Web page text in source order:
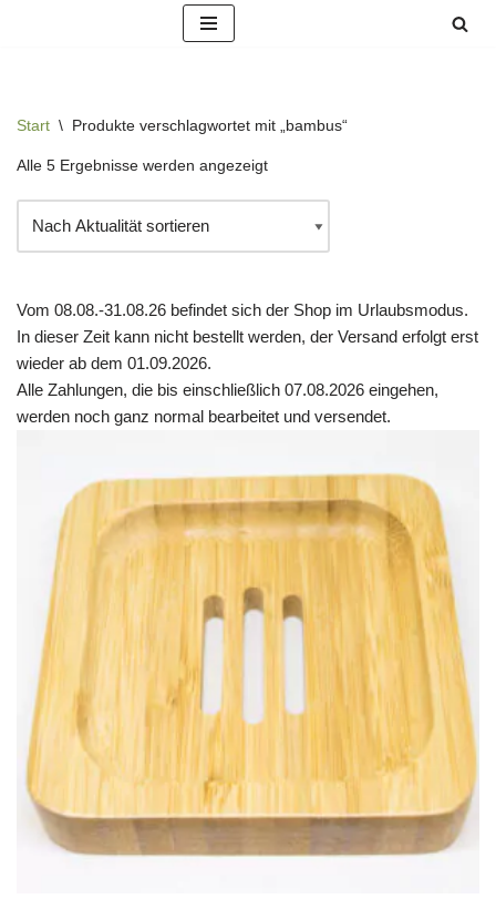
Start \ Produkte verschlagwortet mit „bambus“
Alle 5 Ergebnisse werden angezeigt
Vom 08.08.-31.08.26 befindet sich der Shop im Urlaubsmodus.
In dieser Zeit kann nicht bestellt werden, der Versand erfolgt erst
wieder ab dem 01.09.2026.
Alle Zahlungen, die bis einschließlich 07.08.2026 eingehen,
werden noch ganz normal bearbeitet und versendet.